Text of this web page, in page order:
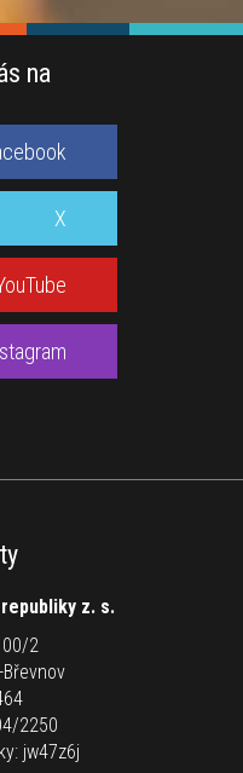
na
X
z. s.
2
2250
jw47z6j